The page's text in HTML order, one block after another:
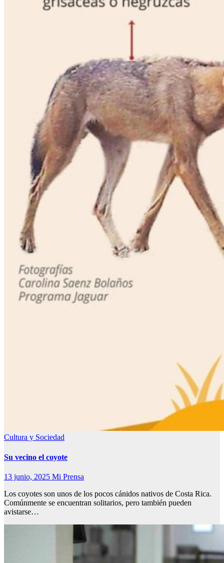
Cultura y Sociedad
Su vecino el coyote
13 junio, 2025 Mi Prensa
Los coyotes son unos de los pocos cánidos nativos de Costa Rica.
Comúnmente se encuentran solitarios, pero también pueden
avistarse…